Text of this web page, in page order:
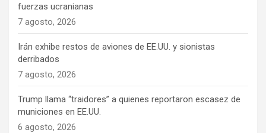
fuerzas ucranianas
7 agosto, 2026
Irán exhibe restos de aviones de EE.UU. y sionistas
derribados
7 agosto, 2026
Trump llama “traidores” a quienes reportaron escasez de
municiones en EE.UU.
6 agosto, 2026